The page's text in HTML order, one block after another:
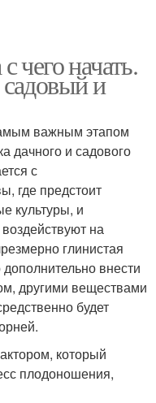
чего начать.
и
важным этапом
дачного и садового
с
где предстоит
культуры, и
на
глинистая
внести
другими веществами
будет
который
плодоношения,